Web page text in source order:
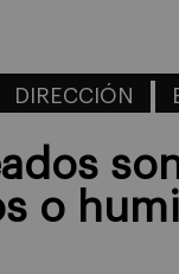
DIRECCIÓN
o